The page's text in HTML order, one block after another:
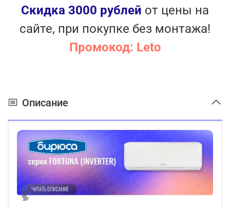
Скидка 3000 рублей от цены на
сайте, при покупке без монтажа!
Промокод: Leto
Описание